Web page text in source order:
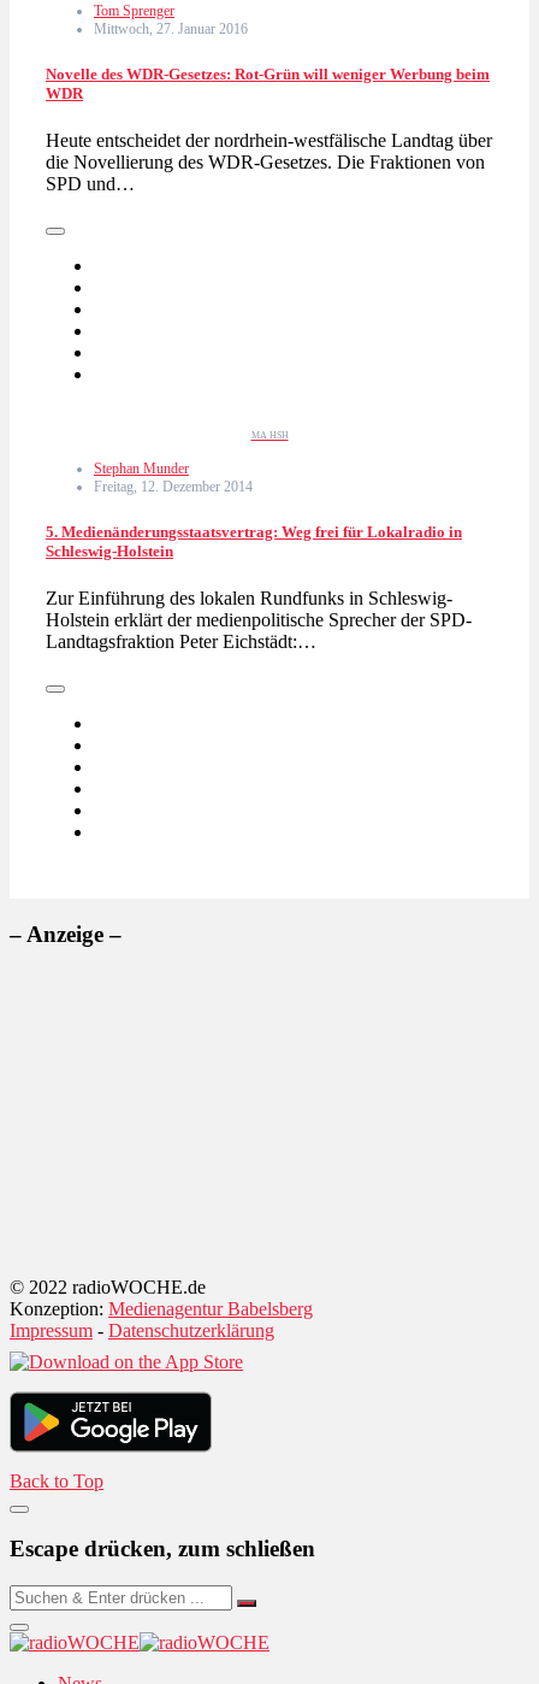
Tom Sprenger
Mittwoch, 27. Januar 2016
Novelle des WDR-Gesetzes: Rot-Grün will weniger Werbung beim
WDR
Heute entscheidet der nordrhein-westfälische Landtag über
die Novellierung des WDR-Gesetzes. Die Fraktionen von
SPD und…
MA HSH
Stephan Munder
Freitag, 12. Dezember 2014
5. Medienänderungsstaatsvertrag: Weg frei für Lokalradio in
Schleswig-Holstein
Zur Einführung des lokalen Rundfunks in Schleswig-
Holstein erklärt der medienpolitische Sprecher der SPD-
Landtagsfraktion Peter Eichstädt:…
– Anzeige –
© 2022 radioWOCHE.de
Konzeption: Medienagentur Babelsberg
Impressum - Datenschutzerklärung
Back to Top
Escape drücken, zum schließen